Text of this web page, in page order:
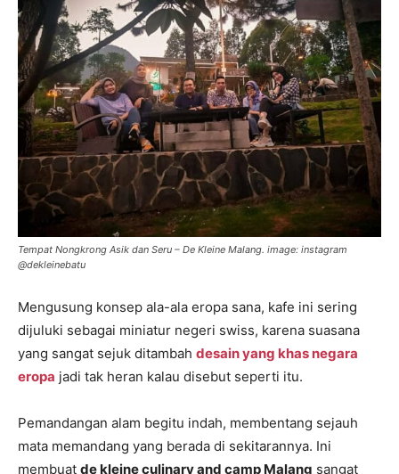
Tempat Nongkrong Asik dan Seru – De Kleine Malang. image: instagram
@dekleinebatu
Mengusung konsep ala-ala eropa sana, kafe ini sering
dijuluki sebagai miniatur negeri swiss, karena suasana
yang sangat sejuk ditambah desain yang khas negara
eropa jadi tak heran kalau disebut seperti itu.
Pemandangan alam begitu indah, membentang sejauh
mata memandang yang berada di sekitarannya. Ini
membuat de kleine culinary and camp Malang sangat